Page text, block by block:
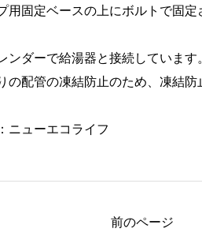
用固定ベースの上にボルトで固定
ンダーで給湯器と接続しています
の配管の凍結防止のため、凍結
ニューエコライフ
前のページ